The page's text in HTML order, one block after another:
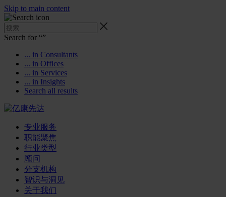
Skip to main content
Search for “”
... in Consultants
... in Offices
... in Services
... in Insights
Search all results
专业服务
职能聚焦
行业类型
顾问
分支机构
智识与洞见
关于我们